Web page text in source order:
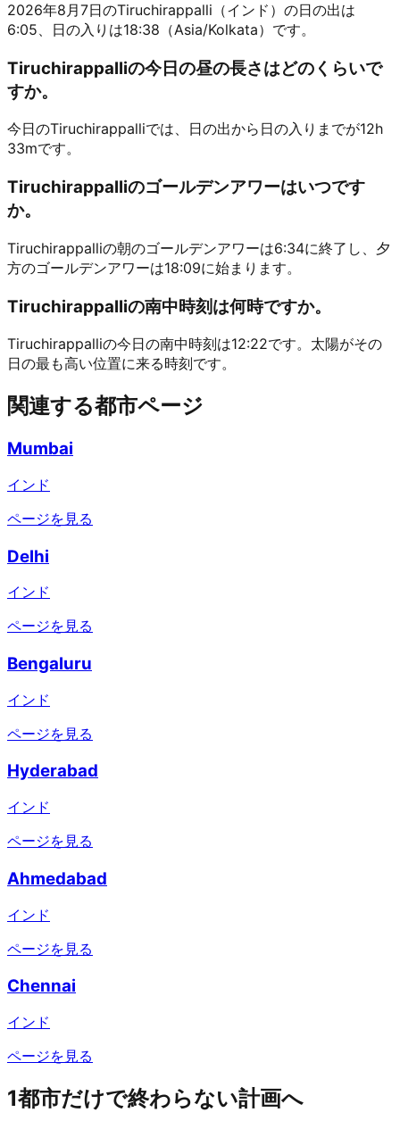
2026年8月7日のTiruchirappalli（インド）の日の出は
6:05、日の入りは18:38（Asia/Kolkata）です。
Tiruchirappalliの今日の昼の長さはどのくらいで
すか。
今日のTiruchirappalliでは、日の出から日の入りまでが12h
33mです。
Tiruchirappalliのゴールデンアワーはいつです
か。
Tiruchirappalliの朝のゴールデンアワーは6:34に終了し、夕
方のゴールデンアワーは18:09に始まります。
Tiruchirappalliの南中時刻は何時ですか。
Tiruchirappalliの今日の南中時刻は12:22です。太陽がその
日の最も高い位置に来る時刻です。
関連する都市ページ
Mumbai
インド
ページを見る
Delhi
インド
ページを見る
Bengaluru
インド
ページを見る
Hyderabad
インド
ページを見る
Ahmedabad
インド
ページを見る
Chennai
インド
ページを見る
1都市だけで終わらない計画へ